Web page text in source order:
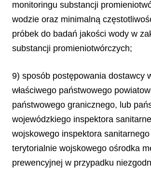
monitoringu substancji
wodzie oraz minimalną
próbek do badań jakości wody w
substancji promieniotwórczych;
9) sposób postępowania dostawcy
właściwego państwowego
państwowego granicznego, lub
wojewódzkiego inspektora
wojskowego inspektora sanitarnego
terytorialnie wojskowego ośrodka
prewencyjnej w przypadku